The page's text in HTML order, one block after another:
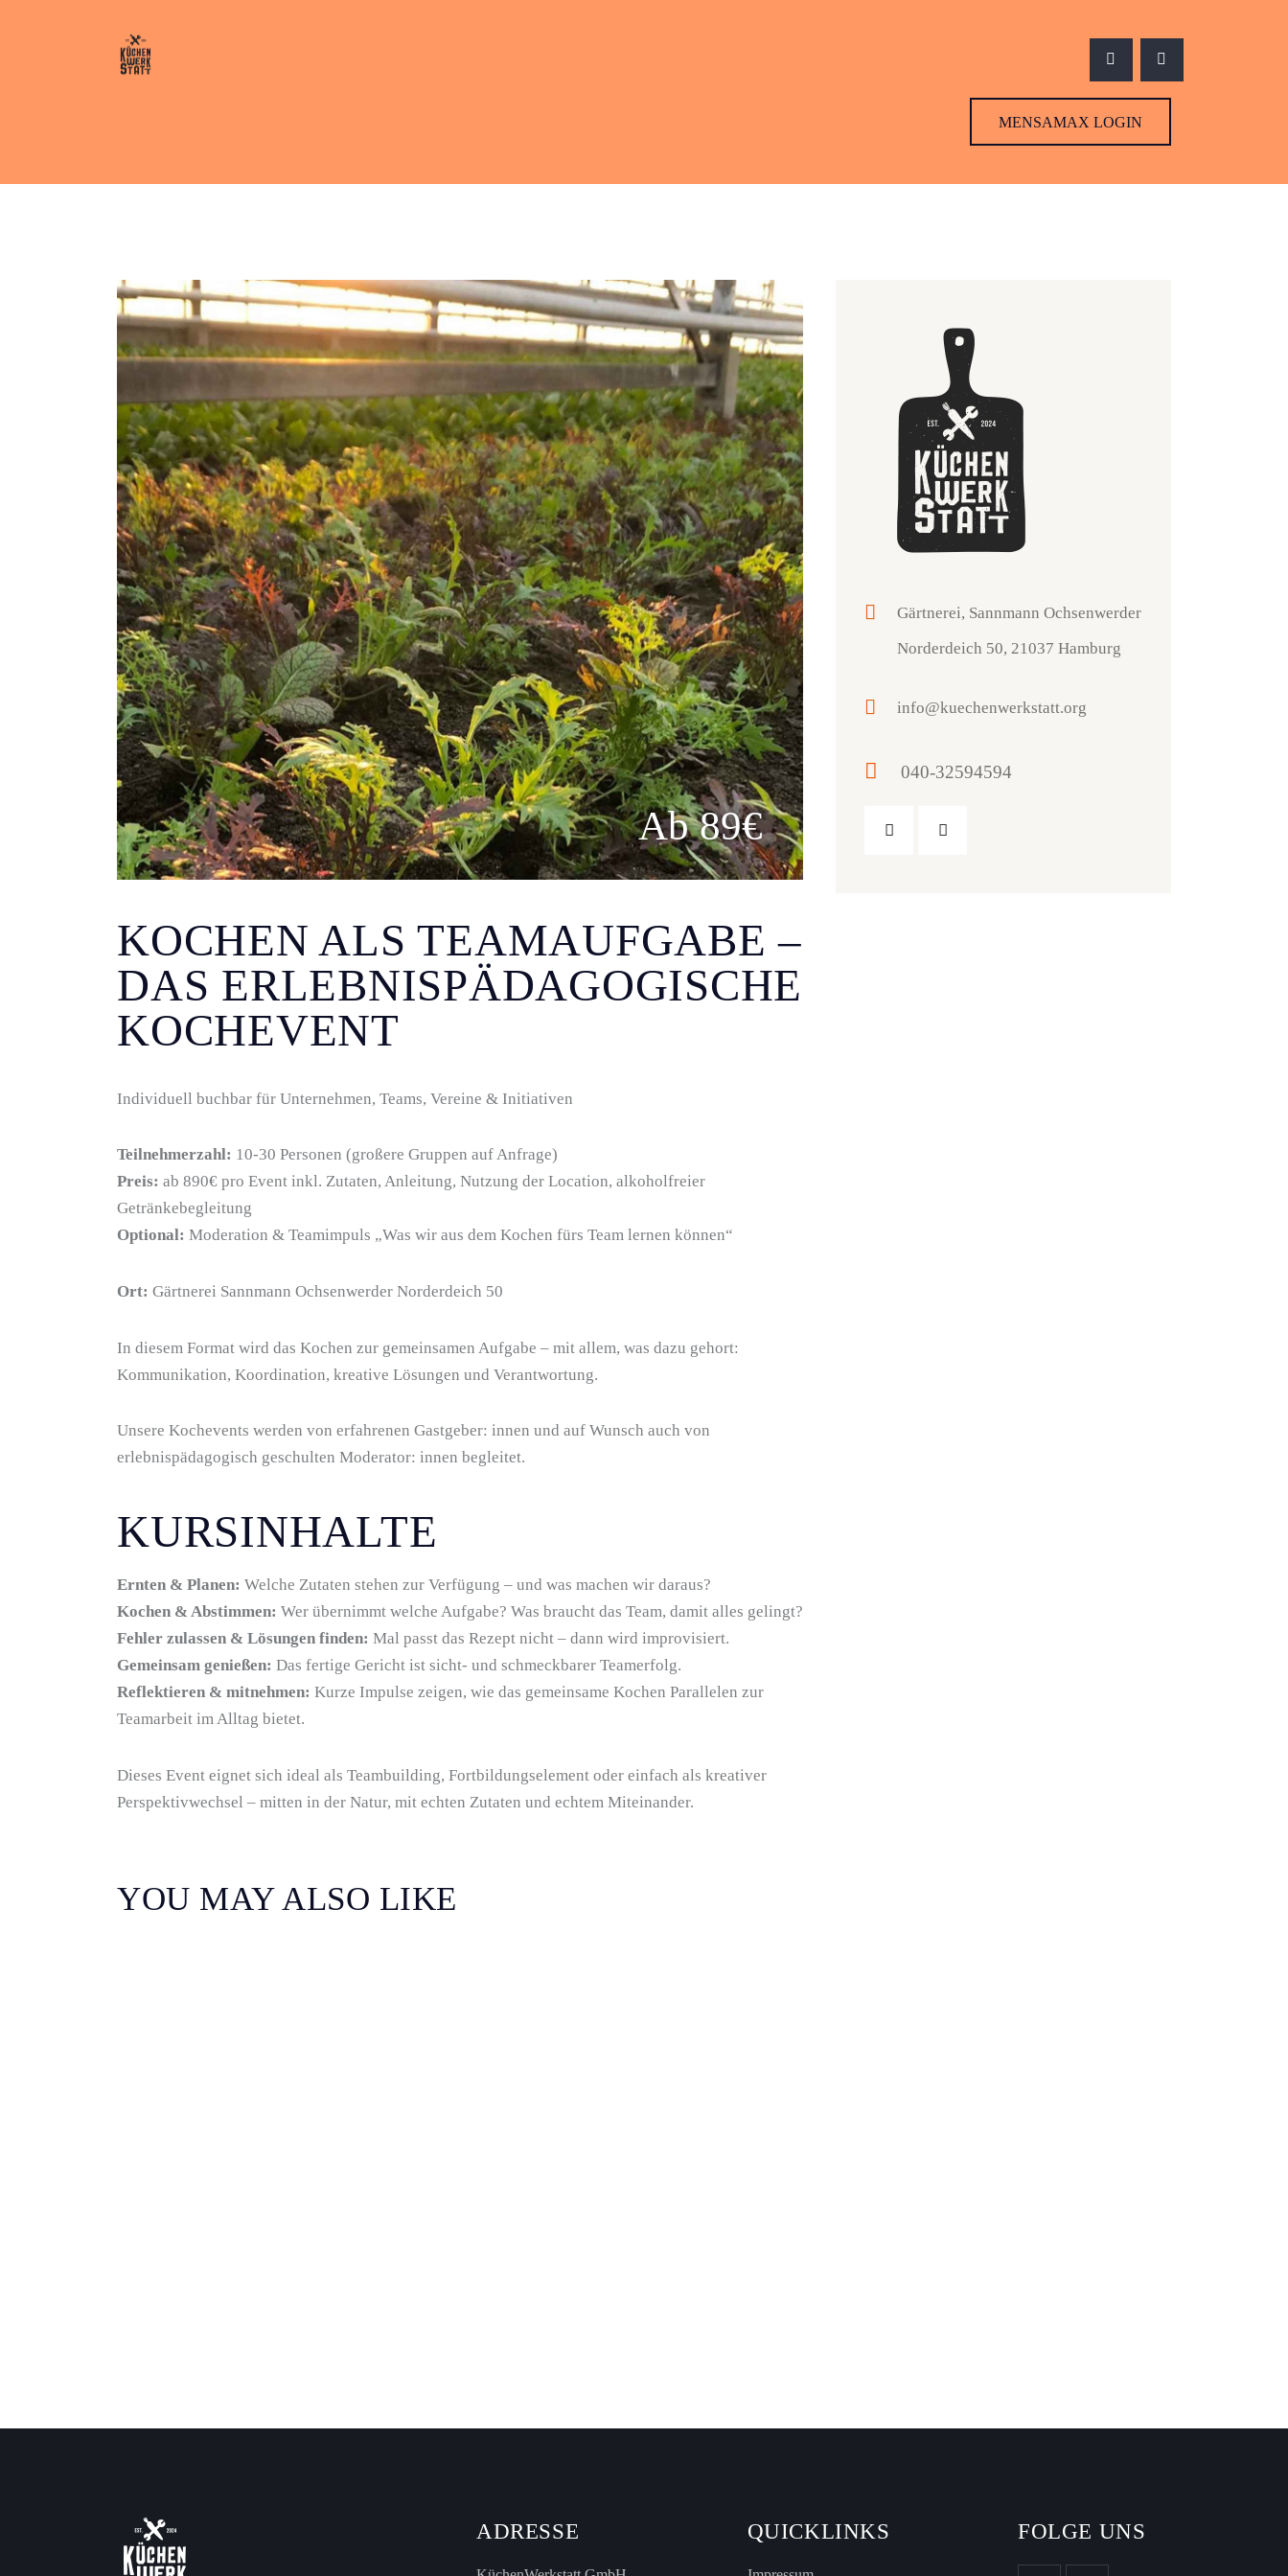
MENSAMAX LOGIN
Ab 89€
KOCHEN ALS TEAMAUFGABE –
DAS ERLEBNISPÄDAGOGISCHE
KOCHEVENT
Individuell buchbar für Unternehmen, Teams, Vereine & Initiativen
Teilnehmerzahl: 10-30 Personen (großere Gruppen auf Anfrage)
Preis: ab 890€ pro Event inkl. Zutaten, Anleitung, Nutzung der Location, alkoholfreier
Getränkebegleitung
Optional: Moderation & Teamimpuls „Was wir aus dem Kochen fürs Team lernen können“
Ort: Gärtnerei Sannmann Ochsenwerder Norderdeich 50
In diesem Format wird das Kochen zur gemeinsamen Aufgabe – mit allem, was dazu gehort:
Kommunikation, Koordination, kreative Lösungen und Verantwortung.
Unsere Kochevents werden von erfahrenen Gastgeber: innen und auf Wunsch auch von
erlebnispädagogisch geschulten Moderator: innen begleitet.
KURSINHALTE
Ernten & Planen: Welche Zutaten stehen zur Verfügung – und was machen wir daraus?
Kochen & Abstimmen: Wer übernimmt welche Aufgabe? Was braucht das Team, damit alles gelingt?
Fehler zulassen & Lösungen finden: Mal passt das Rezept nicht – dann wird improvisiert.
Gemeinsam genießen: Das fertige Gericht ist sicht- und schmeckbarer Teamerfolg.
Reflektieren & mitnehmen: Kurze Impulse zeigen, wie das gemeinsame Kochen Parallelen zur
Teamarbeit im Alltag bietet.
Dieses Event eignet sich ideal als Teambuilding, Fortbildungselement oder einfach als kreativer
Perspektivwechsel – mitten in der Natur, mit echten Zutaten und echtem Miteinander.
YOU MAY ALSO LIKE
Gärtnerei, Sannmann Ochsenwerder
Norderdeich 50, 21037 Hamburg
info@kuechenwerkstatt.org
040-32594594
ADRESSE QUICKLINKS FOLGE UNS